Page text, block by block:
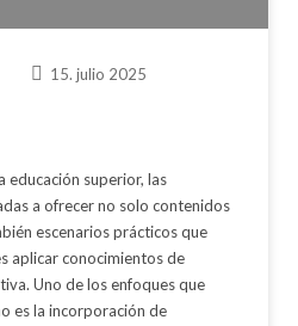
15. julio 2025
educación superior, las
a ofrecer no solo contenidos
escenarios prácticos que
aplicar conocimientos de
Uno de los enfoques que
es la incorporación de